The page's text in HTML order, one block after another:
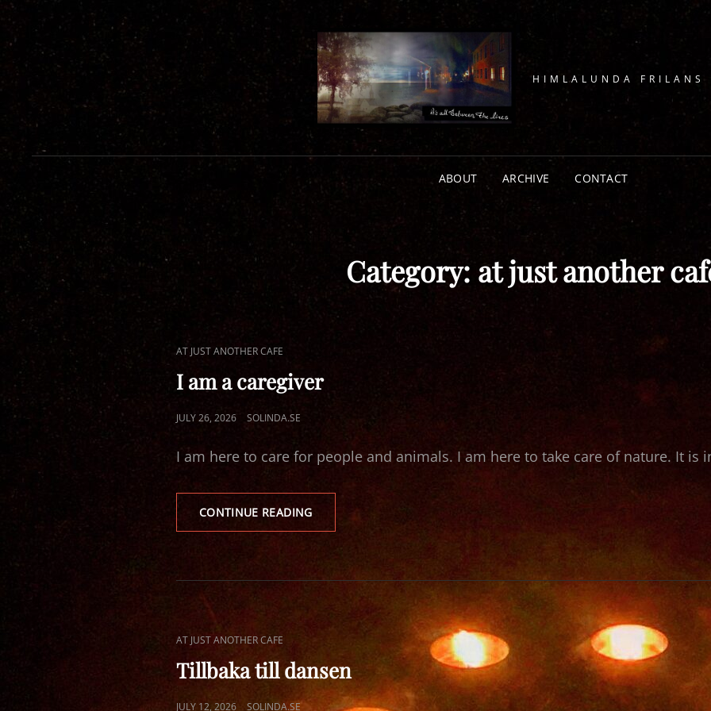
HIMLALUNDA
ABOUT ARCHIVE CONTACT
Category: at just another
CAT
LINKS
AT JUST ANOTHER CAFE
I am a caregiver
POSTED
JULY 26, 2026 SOLINDA.SE
I am here to care for people and animals. I am here to take care of nature. It is
CONTINUE READINGI
AM
CAT
LINKS
AT JUST ANOTHER CAFE
Tillbaka till dansen
POSTED
JULY 12, 2026 SOLINDA.SE